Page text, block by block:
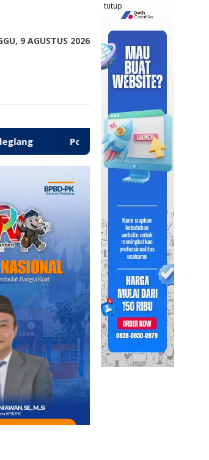
tutup
9 AGUSTUS 2026
Pandeglang Kembalikan Kendaraan